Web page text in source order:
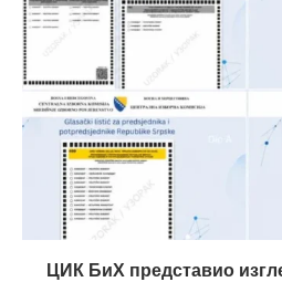
ЦИК БиХ представио